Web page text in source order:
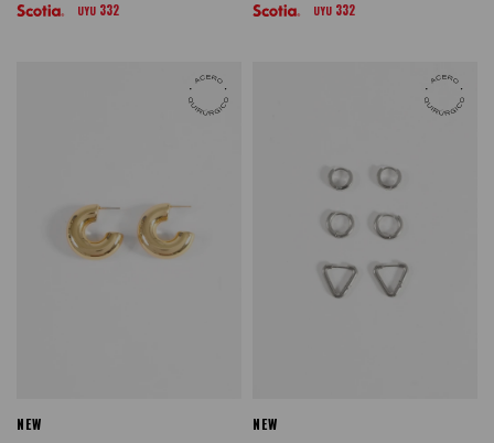
UYU 332 UYU 332
NEW NEW